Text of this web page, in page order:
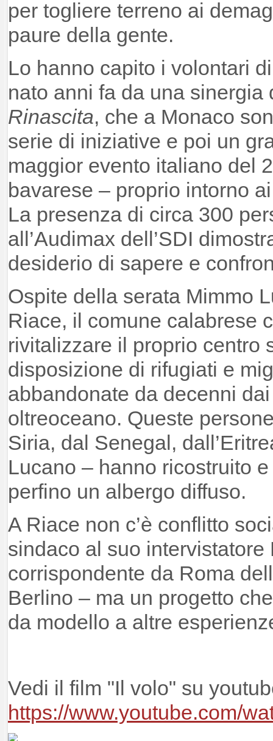
per togliere terreno ai
paure della gente.
Lo hanno capito i volontari
nato anni fa da una
Rinascita, che a Monaco
serie di iniziative e poi un
maggior evento italiano del
bavarese – proprio intorno
La presenza di circa 300
all’Audimax dell’SDI
desiderio di sapere e
Ospite della serata Mimmo
Riace, il comune calabrese
rivitalizzare il proprio centro
disposizione di rifugiati e
abbandonate da decenni
oltreoceano. Queste
Siria, dal Senegal,
Lucano – hanno ricostruito
perfino un albergo diffuso.
A Riace non c’è conflitto
sindaco al suo intervistatore
corrispondente da Roma
Berlino – ma un progetto
da modello a altre
Vedi il film "Il volo" su
https://www.youtube.com/